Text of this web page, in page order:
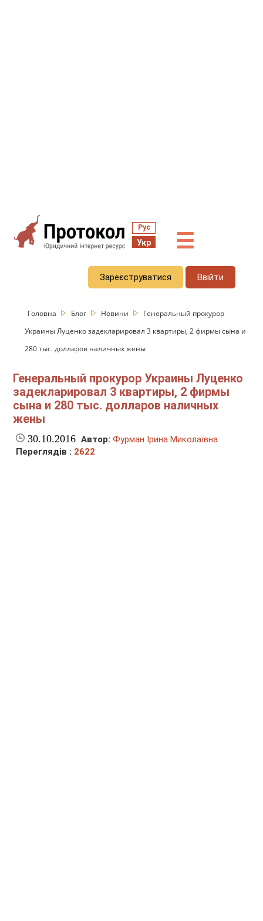
Рус
Укр ☰
Зареєструватися Ввійти
Головна Блог Новини
Генеральный прокурор
Украины Луценко задекларировал 3 квартиры, 2 фирмы сына и
280 тыс. долларов наличных жены
Генеральный прокурор Украины Луценко
задекларировал 3 квартиры, 2 фирмы
сына и 280 тыс. долларов наличных
жены
30.10.2016 Автор: Фурман Ірина Миколаївна
Переглядів : 2622